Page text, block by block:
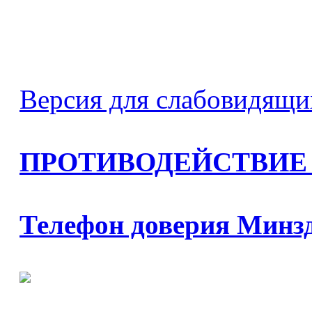
Версия для
Телефон доверия